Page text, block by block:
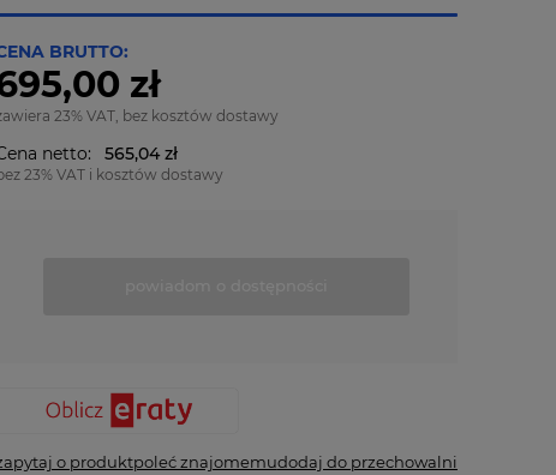
BRUTTO:
zł
23% VAT, bez kosztów dostawy
netto: 565,04 zł
23% VAT i kosztów dostawy
o produktpoleć znajomemudodaj do przechowalni